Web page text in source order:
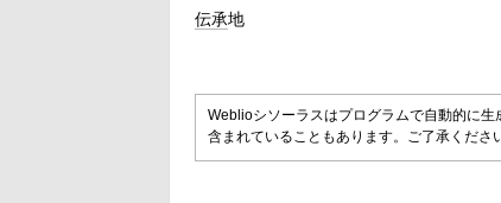
伝承地
Weblioシソーラスはプログラムで自動的に
含まれていることもあります。ご了承くださ